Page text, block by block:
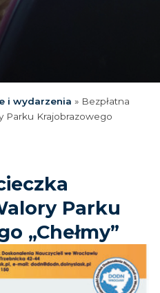
i wydarzenia » Bezpłatna
Parku Krajobrazowego
Parku
„Chełmy”